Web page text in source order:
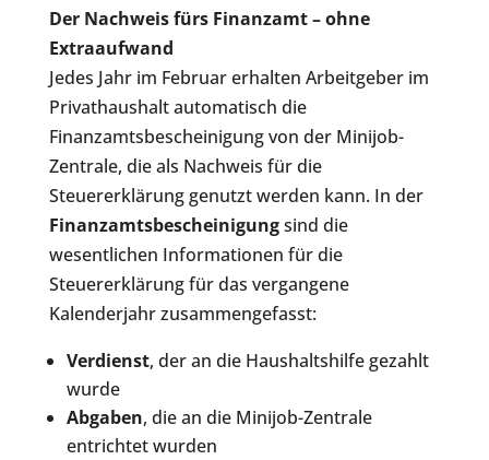
Der Nachweis fürs Finanzamt – ohne
Extraaufwand
Jedes Jahr im Februar erhalten Arbeitgeber im
Privathaushalt automatisch die
Finanzamtsbescheinigung von der Minijob-
Zentrale, die als Nachweis für die
Steuererklärung genutzt werden kann. In der
Finanzamtsbescheinigungsind die
wesentlichen Informationen für die
Steuererklärung für das vergangene
Kalenderjahr zusammengefasst:
Verdienst, der an die Haushaltshilfe gezahlt
wurde
Abgaben, die an die Minijob-Zentrale
entrichtet wurden